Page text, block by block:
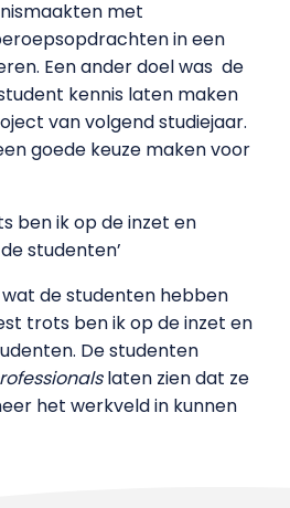
met
in een
Een ander doel was de
kennis laten maken
van volgend studiejaar.
goede keuze maken voor
ben ik op de inzet en
studenten’
de studenten hebben
trots ben ik op de inzet en
De studenten
laten zien dat ze
het werkveld in kunnen